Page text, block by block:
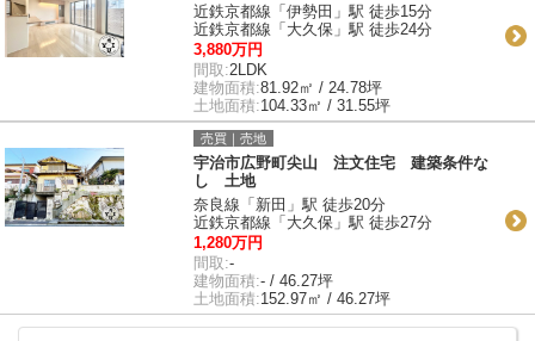
近鉄京都線「伊勢田」駅 徒歩15分
近鉄京都線「大久保」駅 徒歩24分
3,880万円
間取:2LDK
建物面積:81.92㎡ / 24.78坪
土地面積:104.33㎡ / 31.55坪
売買｜売地
宇治市広野町尖山 注文住宅 建築条件な
し 土地
奈良線「新田」駅 徒歩20分
近鉄京都線「大久保」駅 徒歩27分
1,280万円
間取:-
建物面積:- / 46.27坪
土地面積:152.97㎡ / 46.27坪